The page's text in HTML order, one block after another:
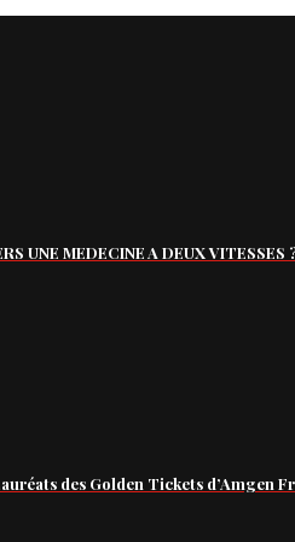
UNE MEDECINE A DEUX VITESSES
des Golden Tickets d’Amgen